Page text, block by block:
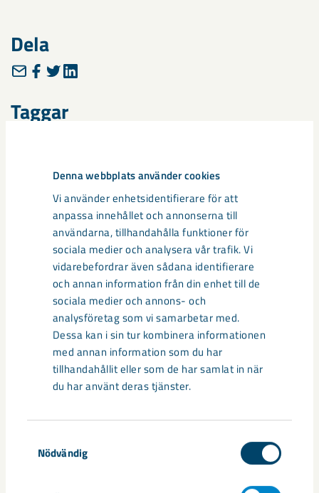
Denna webbplats använder cookies
Vi använder enhetsidentifierare för att
anpassa innehållet och annonserna till
användarna, tillhandahålla funktioner för
sociala medier och analysera vår trafik. Vi
vidarebefordrar även sådana identifierare
och annan information från din enhet till de
sociala medier och annons- och
analysföretag som vi samarbetar med.
Dessa kan i sin tur kombinera informationen
med annan information som du har
tillhandahållit eller som de har samlat in när
du har använt deras tjänster.
Nödvändig
Dela
Taggar
Relaterat innehåll
Så kan humanoida robotar öka